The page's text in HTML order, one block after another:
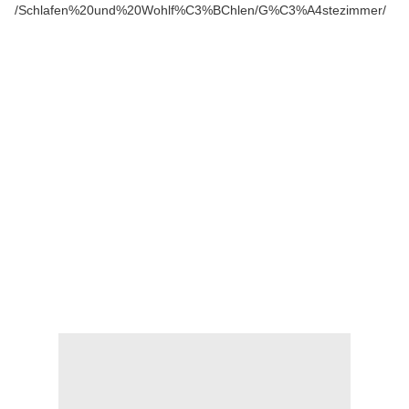
/Schlafen%20und%20Wohlf%C3%BChlen/G%C3%A4stezimmer/